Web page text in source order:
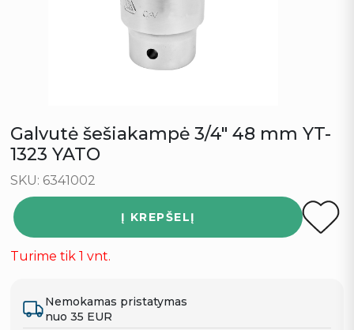
Galvutė šešiakampė 3/4″ 48 mm YT-
1323 YATO
SKU: 6341002
Į KREPŠELĮ
Turime tik 1 vnt.
Nemokamas pristatymas
nuo 35 EUR